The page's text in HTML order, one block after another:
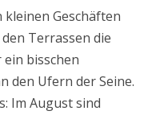
Geschäften
Terrassen die
bisschen
den Ufern der Seine.
Im August sind